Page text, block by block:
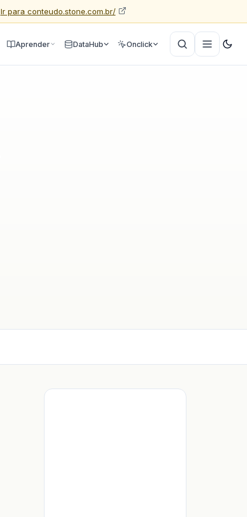
Ir para conteudo.stone.com.br/
Aprender DataHub Onclick